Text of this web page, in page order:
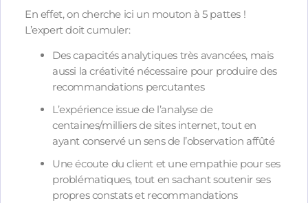
En effet, on cherche ici un mouton à 5 pattes !
L’expert doit cumuler:
Des capacités analytiques très avancées, mais
aussi la créativité nécessaire pour produire des
recommandations percutantes
L’expérience issue de l’analyse de
centaines/milliers de sites internet, tout en
ayant conservé un sens de l’observation affûté
Une écoute du client et une empathie pour ses
problématiques, tout en sachant soutenir ses
propres constats et recommandations